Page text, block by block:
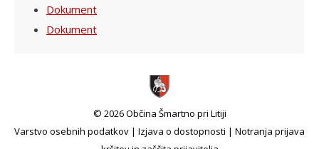
Dokument
Dokument
© 2026 Občina Šmartno pri Litiji
Varstvo osebnih podatkov | Izjava o dostopnosti | Notranja prijava